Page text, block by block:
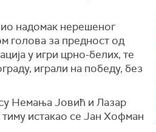
надомак нерешеног
голова за предност од
у игри црно-белих, те
играли на победу, без
Немања Јовић и Лазар
истакао се Јан Хофман